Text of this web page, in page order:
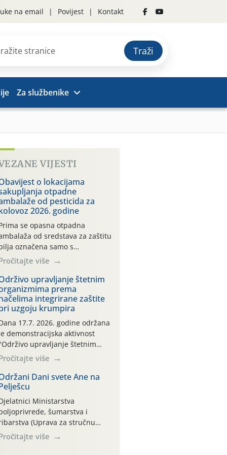
na email Povijest Kontakt
Traži
Za službenike
VIJESTI
o lokacijama
otpadne
od pesticida za
2026. godine
se opasna otpadna
od sredstava za zaštitu
označena samo s
i oznakom
CROCPA EKO MODEL:
ambalaža kao i
drugih proizvoda koji
sredstva za zaštitu bilja
(npr. ambalaža od mineralnih
se ne prihvaća.
je osiguran
povrat prazne
isključivo ovih tvrtki:
MAKS, AGRONOM,
TKI* (PINUS […]
više
upravljanje štetnim
prema
integrirane zaštite
uzgoju krumpira
17.7. 2026. godine održana
demonstracijska aktivnost
upravljanje štetnim
prema načelima
integrirane zaštite pri uzgoju
na pokusnom polju
kraj naselja Belica
parcela ID 2445031)
dio Međimurske
više
Dani svete Ane na
Ministarstva
šumarstva i
(Uprava za stručnu
razvoju poljoprivrede)
sudjelovali su na tradicionalnom
više